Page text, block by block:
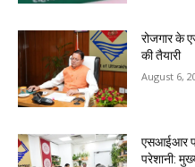
रोजगार के
की तैयारी
August 6,
एसआईआर
परेशानी: